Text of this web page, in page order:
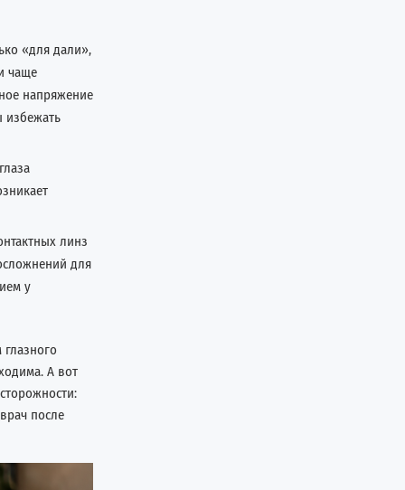
«для дали»,
чаще
напряжение
избежать
линз
для
у
А вот
после